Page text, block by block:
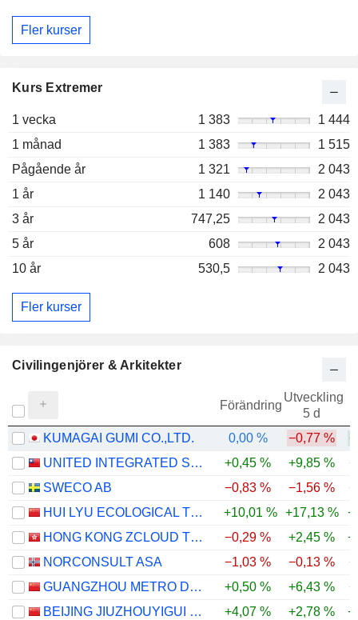
Fler kurser
Kurs Extremer
1 vecka 1 383
1 444
1 månad
1 383
1 515
Pågående år
1 321
2 043
1 år
1 140
2 043
3 år
747,25
2 043
5 år
608
2 043
10 år
530,5 2 043
Fler kurser
Civilingenjörer & Arkitekter
Förändring
Utveckling
5 d
KUMAGAI GUMI CO.,LTD. 0,00 % −0,77 %
UNITED INTEGRATED SERVICES CO., LTD.
+0,45 % +9,85 %
SWECO AB
−0,83 % −1,56 %
HUI LYU ECOLOGICAL TECHNOLOGY GROUPS CO.,LTD.
+10,01 % +17,13 %
HONG KONG ZCLOUD TECHNOLOGY CONSTRUCTION LIMITED
−0,29 % +2,45 %
NORCONSULT ASA
−1,03 % −0,13 %
GUANGZHOU METRO DESIGN & RESEARCH INSTITUTE CO., LTD.
+0,50 % +6,43 %
BEIJING JIUZHOUYIGUI ENVIRONMENTAL TECHNOLOGY CO., LTD.
+4,07 % +2,78 %